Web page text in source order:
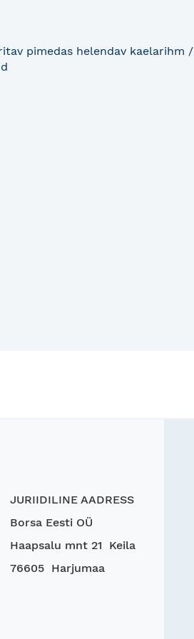
pimedas helendav kaelarihm /
JURIIDILINE AADRESS
Borsa Eesti OÜ
Haapsalu mnt 21 Keila
76605 Harjumaa